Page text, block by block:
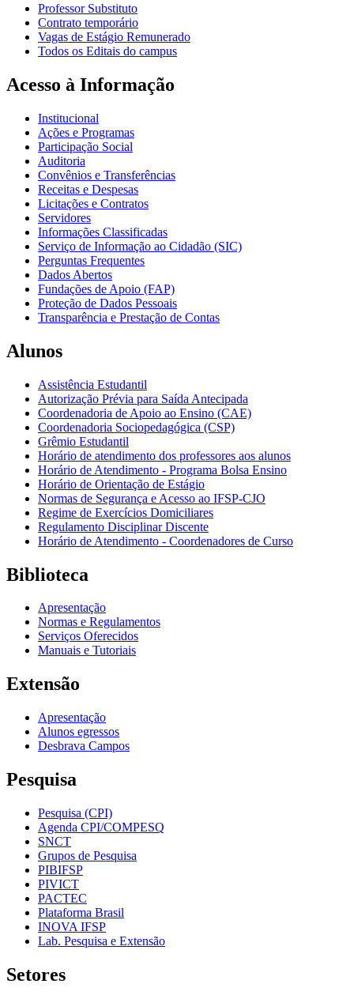
Professor Substituto
Contrato temporário
Vagas de Estágio Remunerado
Todos os Editais do campus
Acesso à Informação
Institucional
Ações e Programas
Participação Social
Auditoria
Convênios e Transferências
Receitas e Despesas
Licitações e Contratos
Servidores
Informações Classificadas
Serviço de Informação ao Cidadão (SIC)
Perguntas Frequentes
Dados Abertos
Fundações de Apoio (FAP)
Proteção de Dados Pessoais
Transparência e Prestação de Contas
Alunos
Assistência Estudantil
Autorização Prévia para Saída Antecipada
Coordenadoria de Apoio ao Ensino (CAE)
Coordenadoria Sociopedagógica (CSP)
Grêmio Estudantil
Horário de atendimento dos professores aos alunos
Horário de Atendimento - Programa Bolsa Ensino
Horário de Orientação de Estágio
Normas de Segurança e Acesso ao IFSP-CJO
Regime de Exercícios Domiciliares
Regulamento Disciplinar Discente
Horário de Atendimento - Coordenadores de Curso
Biblioteca
Apresentação
Normas e Regulamentos
Serviços Oferecidos
Manuais e Tutoriais
Extensão
Apresentação
Alunos egressos
Desbrava Campos
Pesquisa
Pesquisa (CPI)
Agenda CPI/COMPESQ
SNCT
Grupos de Pesquisa
PIBIFSP
PIVICT
PACTEC
Plataforma Brasil
INOVA IFSP
Lab. Pesquisa e Extensão
Setores